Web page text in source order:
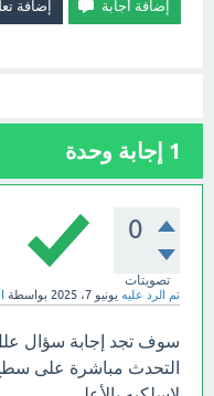
1 إجابة وحدة
0
تصويتات
تم الرد عليه يونيو 7، 2025 بواسطة
سوف تجد إجابة سؤال
التحدث مباشرة على